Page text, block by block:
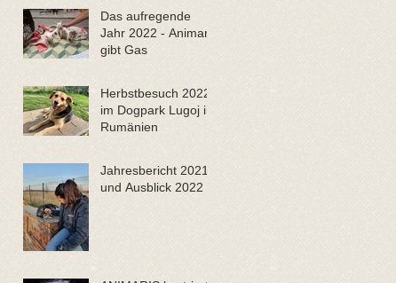
Das aufregende
Jahr 2022 - Animaris
gibt Gas
Herbstbesuch 2022
im Dogpark Lugoj in
Rumänien
Jahresbericht 2021
und Ausblick 2022